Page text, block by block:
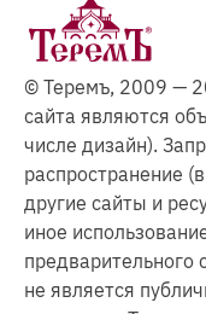
© Теремъ, 2009 —
сайта являются
числе дизайн).
распространение
другие сайты и
иное
предварительного
не является